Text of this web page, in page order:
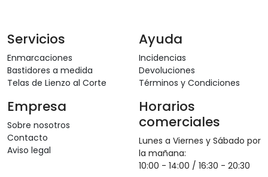
Servicios
Enmarcaciones
Bastidores a medida
Telas de Lienzo al Corte
Ayuda
Incidencias
Devoluciones
Términos y Condiciones
Empresa
Sobre nosotros
Contacto
Aviso legal
Horarios
comerciales
Lunes a Viernes y Sábado por
la mañana:
10:00 - 14:00 / 16:30 - 20:30